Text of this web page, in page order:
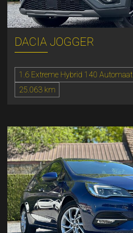
DACIA JOGGER
1.6 Extreme Hybrid 140 Automaat
25.063 km